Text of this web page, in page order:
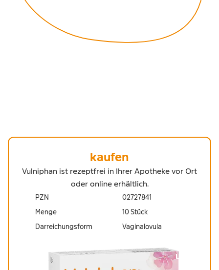
kaufen
Vulniphan ist rezeptfrei in Ihrer Apotheke vor Ort
oder online erhältlich.
PZN 02727841
Menge 10 Stück
Darreichungsform Vaginalovula
19,95 €
UVP